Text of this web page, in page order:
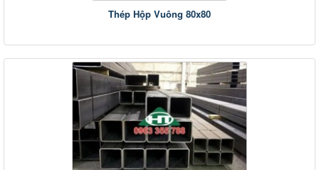
Thép Hộp Vuông 80x80